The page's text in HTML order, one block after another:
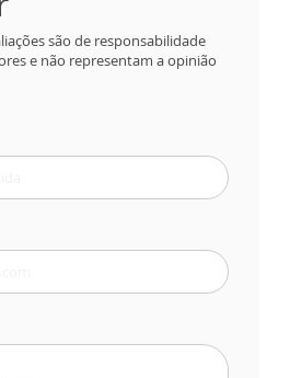
são de responsabilidade
e não representam a opinião